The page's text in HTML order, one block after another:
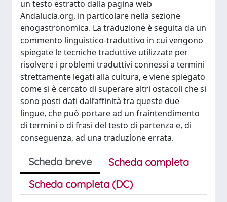
un testo estratto dalla pagina web
Andalucia.org, in particolare nella sezione
enogastronomica. La traduzione è seguita da un
commento linguistico-traduttivo in cui vengono
spiegate le tecniche traduttive utilizzate per
risolvere i problemi traduttivi connessi a termini
strettamente legati alla cultura, e viene spiegato
come si è cercato di superare altri ostacoli che si
sono posti dati dall’affinità tra queste due
lingue, che può portare ad un fraintendimento
di termini o di frasi del testo di partenza e, di
conseguenza, ad una traduzione errata.
Scheda breve
Scheda completa
Scheda completa (DC)